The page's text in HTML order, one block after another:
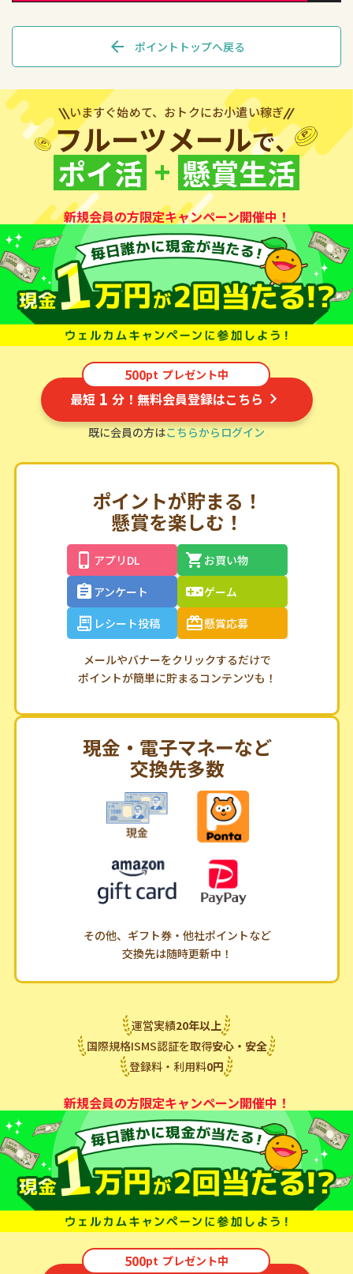
arrow_back ポイントトップへ戻る
いますぐ始めて、おトクにお小遣い稼ぎ
フルーツメールで、
ポイ活 + 懸賞生活
新規会員の方限定キャンペーン開催中！
500pt プレゼント中
最短 1 分！無料会員登録はこちら
既に会員の方はこちらからログイン
ポイントが貯まる！
懸賞を楽しむ！
アプリDL
お買い物
アンケート
ゲーム
レシート投稿
懸賞応募
メールやバナーをクリックするだけで
ポイントが簡単に貯まるコンテンツも！
現金・電子マネーなど
交換先多数
その他、ギフト券・他社ポイントなど
交換先は随時更新中！
運営実績20年以上
国際規格ISMS認証を取得安心・安全
登録料・利用料0円
新規会員の方限定キャンペーン開催中！
500pt プレゼント中